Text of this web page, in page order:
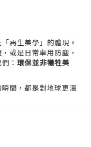
再生美學」的體現。
或是日常車用防塵，
： 環保並非犧牲美
間，都是對地球更溫